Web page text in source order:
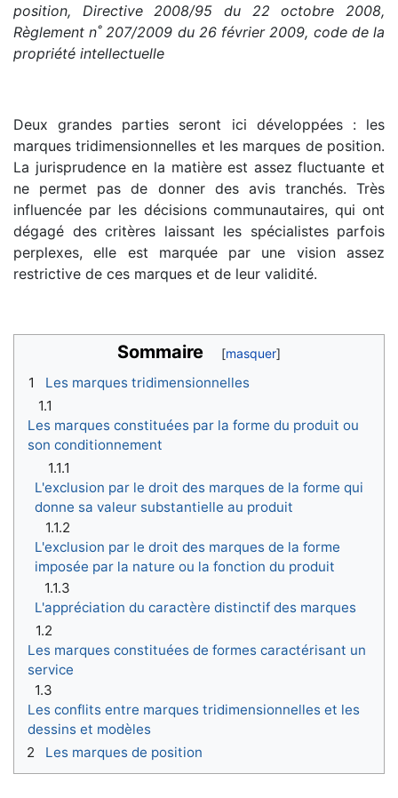
position, Directive 2008/95 du 22 octobre 2008,
Règlement n˚ 207/2009 du 26 février 2009, code de la
propriété intellectuelle
Deux grandes parties seront ici développées : les
marques tridimensionnelles et les marques de position.
La jurisprudence en la matière est assez fluctuante et
ne permet pas de donner des avis tranchés. Très
influencée par les décisions communautaires, qui ont
dégagé des critères laissant les spécialistes parfois
perplexes, elle est marquée par une vision assez
restrictive de ces marques et de leur validité.
Sommaire
1
Les marques tridimensionnelles
1.1
Les marques constituées par la forme du produit ou
son conditionnement
1.1.1
L'exclusion par le droit des marques de la forme qui
donne sa valeur substantielle au produit
1.1.2
L'exclusion par le droit des marques de la forme
imposée par la nature ou la fonction du produit
1.1.3
L'appréciation du caractère distinctif des marques
1.2
Les marques constituées de formes caractérisant un
service
1.3
Les conflits entre marques tridimensionnelles et les
dessins et modèles
2
Les marques de position